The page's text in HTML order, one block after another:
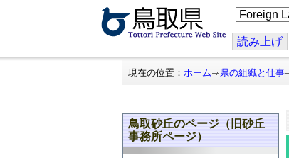
こ
の
ジ
を
翻
読み上げ
現在の位置： ホーム 県の組織と仕事
鳥取砂丘のページ（旧砂丘
事務所ページ）